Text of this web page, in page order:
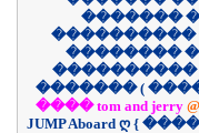
�������
����������
��������
������� (
���� tom and jerry @
JUMP Aboard ღ {